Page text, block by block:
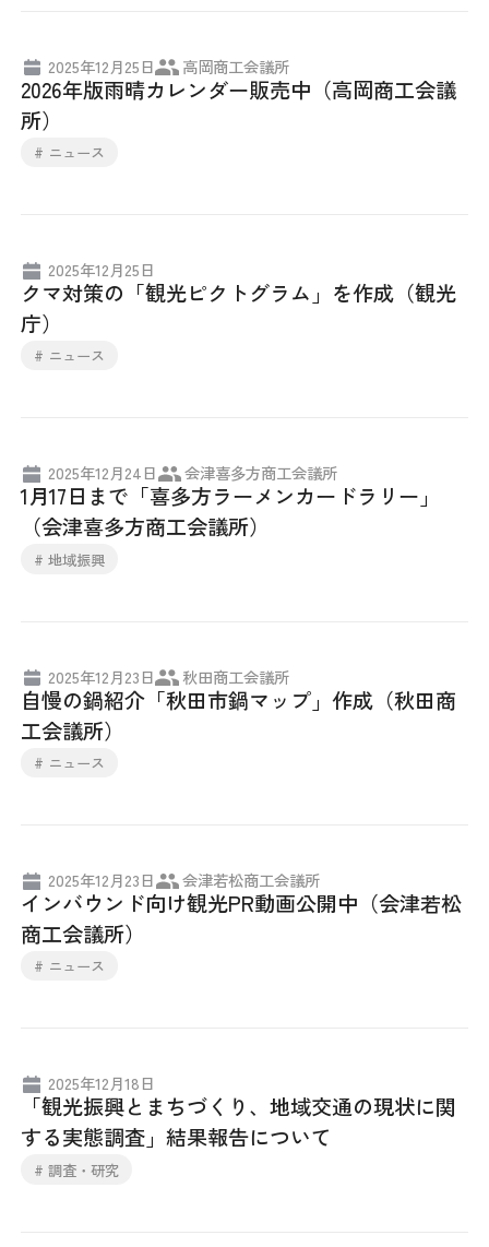
採用情報
2025年12月25日 高岡商工会議所
2026年版雨晴カレンダー販売中（高岡商工会議
所）
# ニュース
2025年12月25日
クマ対策の「観光ピクトグラム」を作成（観光
庁）
# ニュース
2025年12月24日 会津喜多方商工会議所
1月17日まで「喜多方ラーメンカードラリー」
（会津喜多方商工会議所）
# 地域振興
2025年12月23日 秋田商工会議所
自慢の鍋紹介「秋田市鍋マップ」作成（秋田商
工会議所）
# ニュース
2025年12月23日 会津若松商工会議所
インバウンド向け観光PR動画公開中（会津若松
商工会議所）
# ニュース
2025年12月18日
「観光振興とまちづくり、地域交通の現状に関
する実態調査」結果報告について
# 調査・研究